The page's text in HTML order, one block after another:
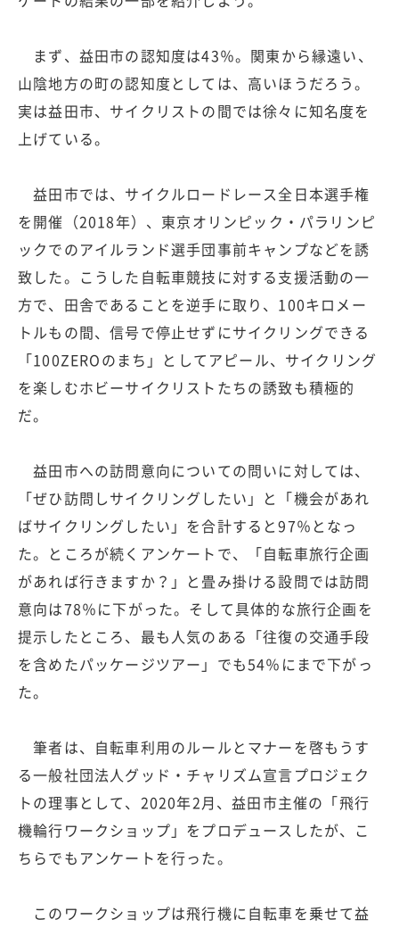
まず、益田市の認知度は43％。関東から縁遠い、
山陰地方の町の認知度としては、高いほうだろう。
実は益田市、サイクリストの間では徐々に知名度を
上げている。
益田市では、サイクルロードレース全日本選手権
を開催（2018年）、東京オリンピック・パラリンピ
ックでのアイルランド選手団事前キャンプなどを誘
致した。こうした自転車競技に対する支援活動の一
方で、田舎であることを逆手に取り、100キロメー
トルもの間、信号で停止せずにサイクリングできる
「100ZEROのまち」としてアピール、サイクリング
を楽しむホビーサイクリストたちの誘致も積極的
だ。
益田市への訪問意向についての問いに対しては、
「ぜひ訪問しサイクリングしたい」と「機会があれ
ばサイクリングしたい」を合計すると97％となっ
た。ところが続くアンケートで、「自転車旅行企画
があれば行きますか？」と畳み掛ける設問では訪問
意向は78％に下がった。そして具体的な旅行企画を
提示したところ、最も人気のある「往復の交通手段
を含めたパッケージツアー」でも54％にまで下がっ
た。
筆者は、自転車利用のルールとマナーを啓もうす
る一般社団法人グッド・チャリズム宣言プロジェク
トの理事として、2020年2月、益田市主催の「飛行
機輪行ワークショップ」をプロデュースしたが、こ
ちらでもアンケートを行った。
このワークショップは飛行機に自転車を乗せて益